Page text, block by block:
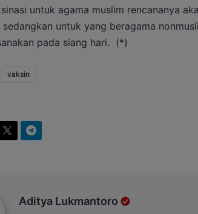
untuk agama muslim rencananya
sedangkan untuk yang beragama
pada siang hari. (*)
vaksin
Aditya Lukmantoro